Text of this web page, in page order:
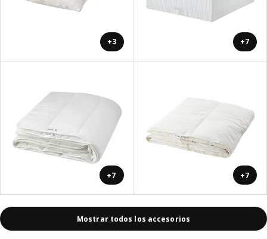
+3 +7
+7 +7
Mostrar todos los accesorios